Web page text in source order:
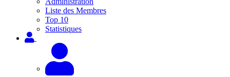
Liste des Membres
Top 10
Statistiques